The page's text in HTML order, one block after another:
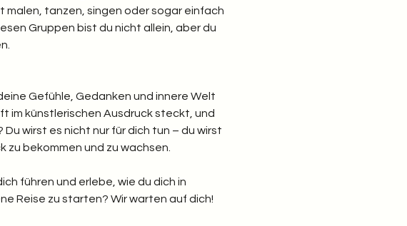
malen, tanzen, singen oder sogar einfach
Gruppen bist du nicht allein, aber du
Gefühle, Gedanken und innere Welt
im künstlerischen Ausdruck steckt, und
wirst es nicht nur für dich tun – du wirst
bekommen und zu wachsen.
führen und erlebe, wie du dich in
Reise zu starten? Wir warten auf dich!